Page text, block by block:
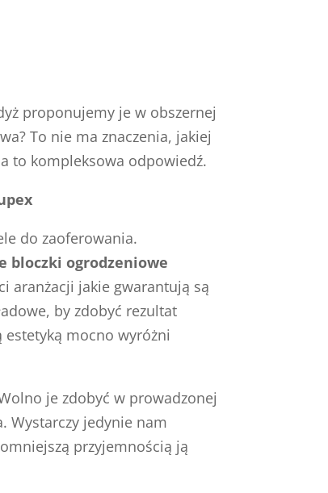
proponujemy je w obszernej
To nie ma znaczenia, jakiej
to kompleksowa odpowiedź.
do zaoferowania.
bloczki ogrodzeniowe
aranżacji jakie gwarantują są
by zdobyć rezultat
estetyką mocno wyróżni
je zdobyć w prowadzonej
Wystarczy jedynie nam
przyjemnością ją